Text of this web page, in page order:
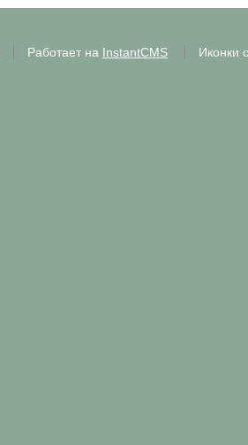
Работает на InstantCMS Иконки